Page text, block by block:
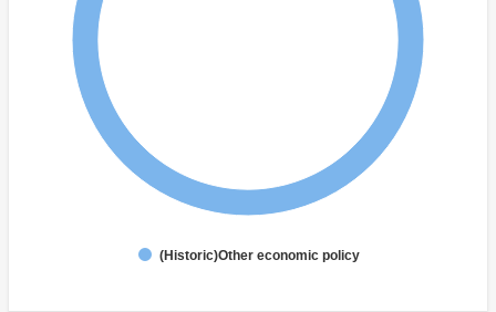
(Historic)Other economic policy